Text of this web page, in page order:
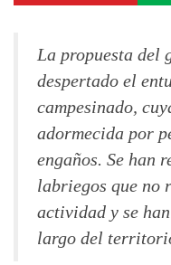
La propuesta del
despertado el
campesinado,
adormecida por
engaños. Se han
labriegos que no
actividad y se
largo del